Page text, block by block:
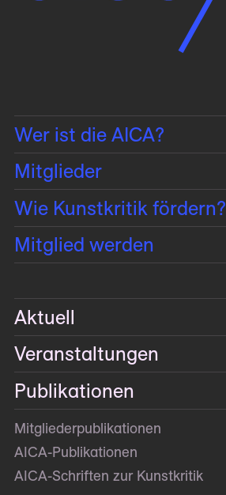
Wer ist die AICA?
Mitglieder
Wie Kunstkritik fördern?
Mitglied werden
Aktuell
Veranstaltungen
Publikationen
Mitglieder­publikationen
AICA-Publikationen
AICA-Schriften zur Kunstkritik